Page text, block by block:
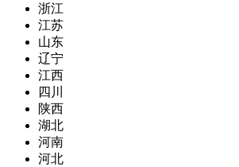
浙江
江苏
山东
辽宁
江西
四川
陕西
湖北
河南
河北